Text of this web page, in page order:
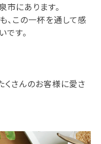
にあります。
、この一杯を通して感
す。
くさんのお客様に愛さ